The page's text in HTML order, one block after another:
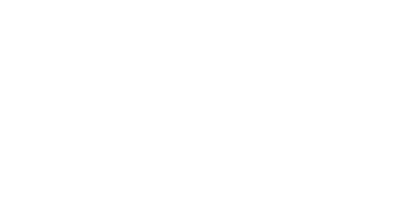
handschriftlich
eine